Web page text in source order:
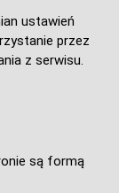
ustawień
przez
z serwisu.
są formą